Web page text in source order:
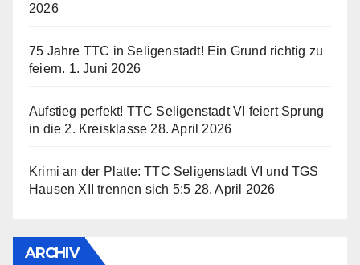
2026
75 Jahre TTC in Seligenstadt! Ein Grund richtig zu
feiern. 1. Juni 2026
Aufstieg perfekt! TTC Seligenstadt VI feiert Sprung
in die 2. Kreisklasse 28. April 2026
Krimi an der Platte: TTC Seligenstadt VI und TGS
Hausen XII trennen sich 5:5 28. April 2026
ARCHIV